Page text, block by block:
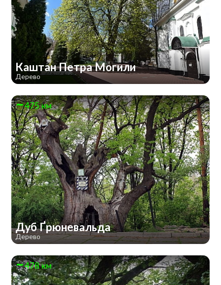
Каштан Петра Могили
Дерево
475 км
Дуб Ґрюневальда
Дерево
478 км